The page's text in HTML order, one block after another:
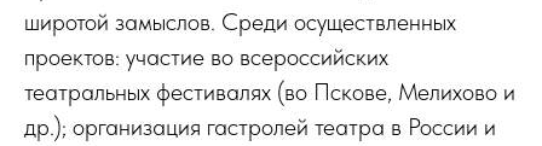
широтой замыслов. Среди осуществленных
проектов: участие во всероссийских
театральных фестивалях (во Пскове, Мелихово и
др.); организация гастролей театра в России и